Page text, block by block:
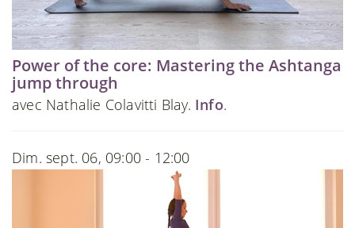
Power of the core: Mastering the Ashtanga
jump through
avec Nathalie Colavitti Blay. Info.
Dim. sept. 06, 09:00 - 12:00